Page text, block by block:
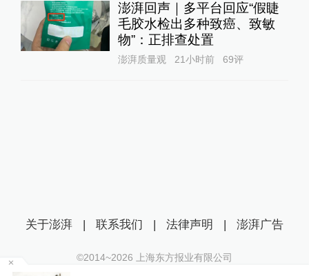
澎湃回声｜多平台回应“假睫
毛胶水检出多种致癌、致敏
物”：正排查处置
澎湃质量观 21小时前 69评
关于澎湃 | 联系我们 | 法律声明 | 澎湃广告
©2014~2026 上海东方报业有限公司